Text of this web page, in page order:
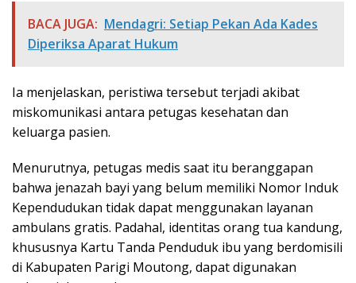
BACA JUGA: Mendagri: Setiap Pekan Ada Kades
Diperiksa Aparat Hukum
Ia menjelaskan, peristiwa tersebut terjadi akibat
miskomunikasi antara petugas kesehatan dan
keluarga pasien.
Menurutnya, petugas medis saat itu beranggapan
bahwa jenazah bayi yang belum memiliki Nomor Induk
Kependudukan tidak dapat menggunakan layanan
ambulans gratis. Padahal, identitas orang tua kandung,
khususnya Kartu Tanda Penduduk ibu yang berdomisili
di Kabupaten Parigi Moutong, dapat digunakan